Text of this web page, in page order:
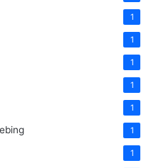
1
1
1
1
1
1
1